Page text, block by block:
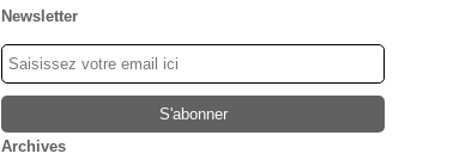
Newsletter
Archives